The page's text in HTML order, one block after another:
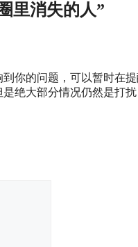
里消失的人”
你的问题，可以暂时在
绝大部分情况仍然是打